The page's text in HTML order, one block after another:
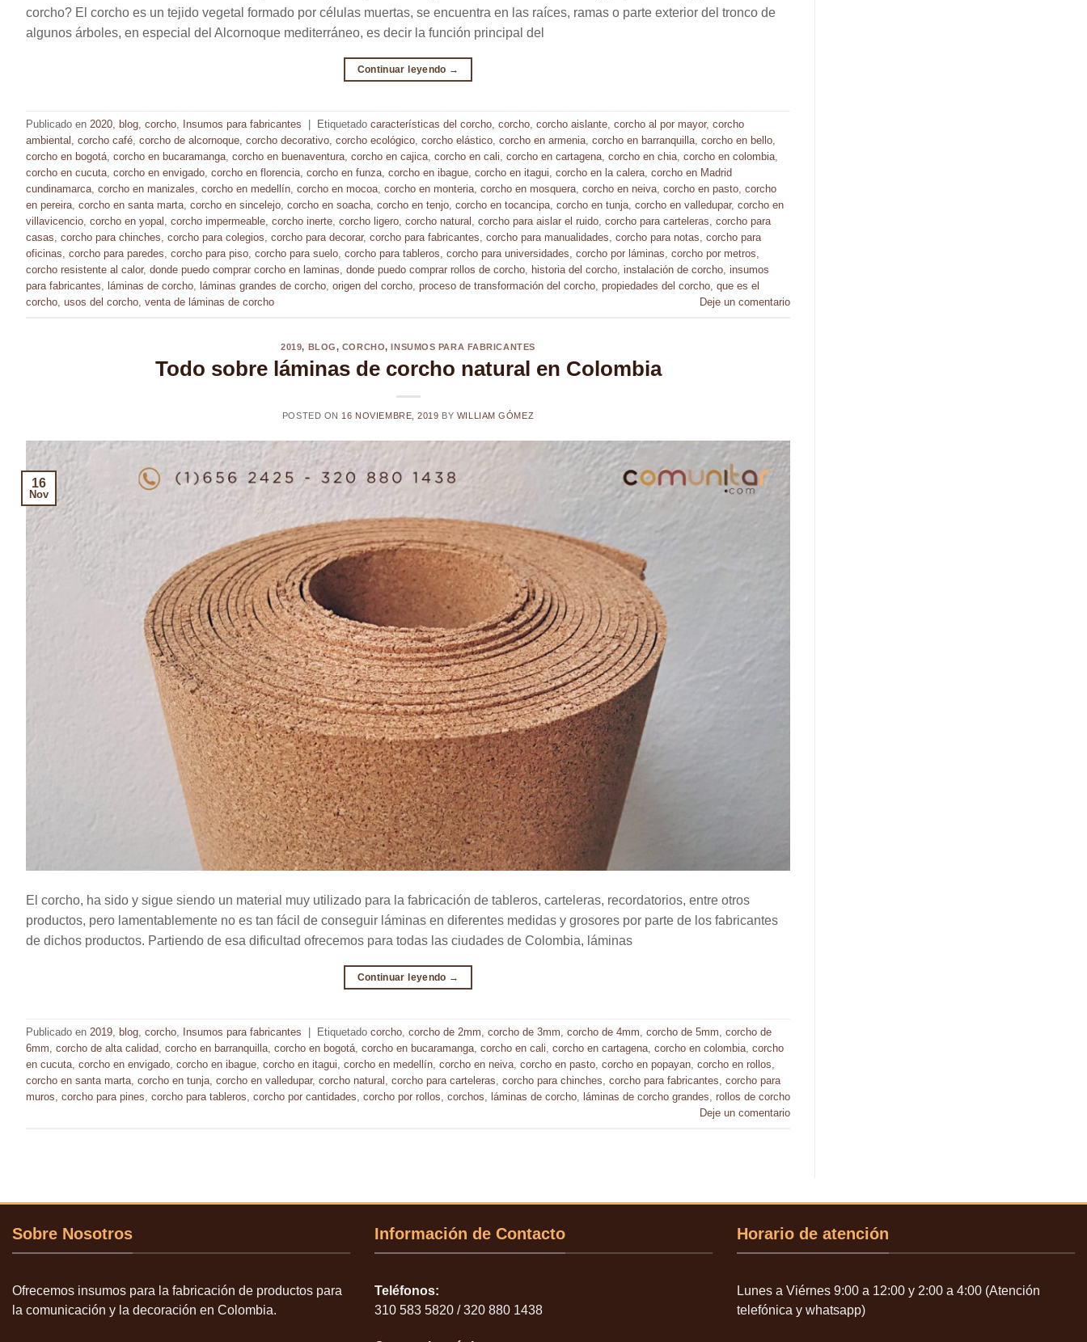
corcho? El corcho es un tejido vegetal formado por células muertas, se encuentra en las raíces, ramas o parte exterior del tronco de
algunos árboles, en especial del Alcornoque mediterráneo, es decir la función principal del
Continuar leyendo →
Publicado en 2020 blog corcho Insumos para fabricantes Etiquetado características del corcho corcho corcho aislante corcho al por mayor, corcho
ambiental
corcho café corcho de alcornoque corcho decorativo corcho ecológico corcho elástico corcho en armenia corcho en barranquilla corcho en bello
corcho en bogotá corcho en bucaramanga corcho en buenaventura corcho en cajica corcho en cali corcho en cartagena corcho en chia corcho en colombia
corcho en cucuta corcho en envigado corcho en florencia corcho en funza corcho en ibague corcho en itagui corcho en la calera corcho en Madrid
cundinamarca corcho en manizales corcho en medellín corcho en mocoa corcho en monteria corcho en mosquera corcho en neiva corcho en pasto corcho
en pereira corcho en santa marta corcho en sincelejo corcho en soacha corcho en tenjo corcho en tocancipa corcho en tunja corcho en valledupar, corcho en
villavicencio corcho en yopal corcho impermeable corcho inerte corcho ligero corcho natural corcho para aislar el ruido corcho para carteleras corcho para
casas corcho para chinches corcho para colegios corcho para decorar, corcho para fabricantes corcho para manualidades corcho para notas corcho para
oficinas corcho para paredes corcho para piso corcho para suelo corcho para tableros corcho para universidades corcho por láminas corcho por metros
corcho resistente al calor, donde puedo comprar corcho en laminas donde puedo comprar rollos de corcho historia del corcho instalación de corcho insumos
para fabricantes
láminas de corcho láminas grandes de corcho origen del corcho proceso de transformación del corcho propiedades del corcho que es el
corcho usos del corcho venta de láminas de corcho Deje un comentario
2019, BLOG, CORCHO,INSUMOS PARA FABRICANTES
Todo sobre láminas de corcho natural en Colombia
POSTED ON 16 NOVIEMBRE, 2019 BY WILLIAM GÓMEZ
16
Nov
El corcho, ha sido y sigue siendo un material muy utilizado para la fabricación de tableros, carteleras, recordatorios, entre otros
productos, pero lamentablemente no es tan fácil de conseguir láminas en diferentes medidas y grosores por parte de los fabricantes
de dichos productos. Partiendo de esa dificultad ofrecemos para todas las ciudades de Colombia, láminas
Continuar leyendo →
Publicado en 2019, blog, corcho, Insumos para fabricantes Etiquetado corcho, corcho de 2mm, corcho de 3mm, corcho de 4mm, corcho de 5mm, corcho de
6mm, corcho de alta calidad, corcho en barranquilla, corcho en bogotá, corcho en bucaramanga, corcho en cali, corcho en cartagena, corcho en colombia, corcho
en cucuta, corcho en envigado, corcho en ibague, corcho en itagui, corcho en medellín, corcho en neiva, corcho en pasto, corcho en popayan, corcho en rollos,
corcho en santa marta, corcho en tunja, corcho en valledupar, corcho natural , corcho para carteleras, corcho para chinches, corcho para fabricantes, corcho para
muros, corcho para pines, corcho para tableros, corcho por cantidades, corcho por rollos, corchos, láminas de corcho, láminas de corcho grandes, rollos de corcho
Deje un comentario
Sobre Nosotros
Ofrecemos insumos para la fabricación de productos para
la comunicación y la decoración en Colombia.
Información de Contacto
Teléfonos:
310 583 5820 / 320 880 1438
Horario de atención
Lunes a Viérnes 9:00 a 12:00 y 2:00 a 4:00 (Atención
telefónica y whatsapp)